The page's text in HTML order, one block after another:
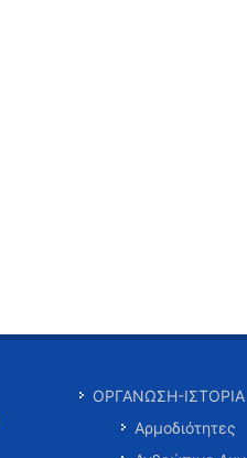
ΟΡΓΑΝΩΣΗ-ΙΣΤΟΡΙΑ
Αρμοδιότητες